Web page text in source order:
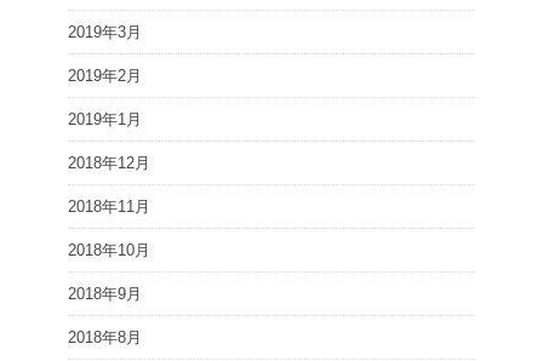
2019年3月
2019年2月
2019年1月
2018年12月
2018年11月
2018年10月
2018年9月
2018年8月